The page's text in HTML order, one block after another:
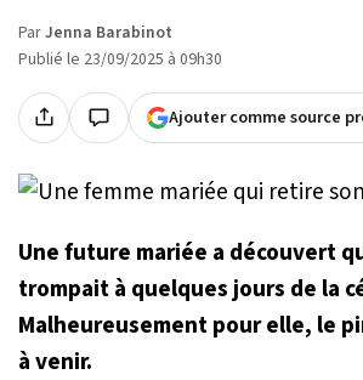
ParJenna Barabinot
Publié le 23/09/2025 à 09h30
Ajouter comme source
Une future mariée a découvert
trompait à quelques jours de la
Malheureusement pour elle, le
à venir.